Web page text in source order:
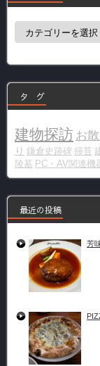
カ
ー
タ グ
建物探訪 お
り 鎌倉史跡碑 掃苔
陵墓 PC・AV関連機
最近の投稿
芳